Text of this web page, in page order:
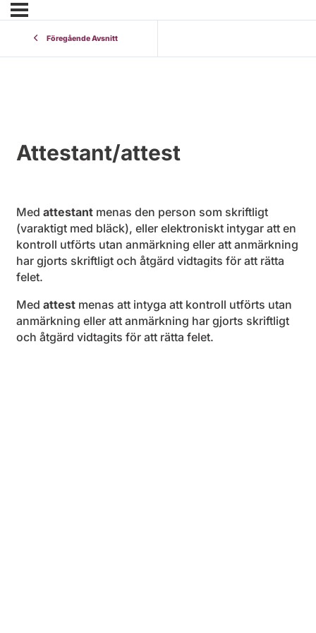
Föregående Avsnitt
Attestant/attest
Med attestant menas den person som skriftligt
(varaktigt med bläck), eller elektroniskt intygar att en
kontroll utförts utan anmärkning eller att anmärkning
har gjorts skriftligt och åtgärd vidtagits för att rätta
felet.
Med attest menas att intyga att kontroll utförts utan
anmärkning eller att anmärkning har gjorts skriftligt
och åtgärd vidtagits för att rätta felet.